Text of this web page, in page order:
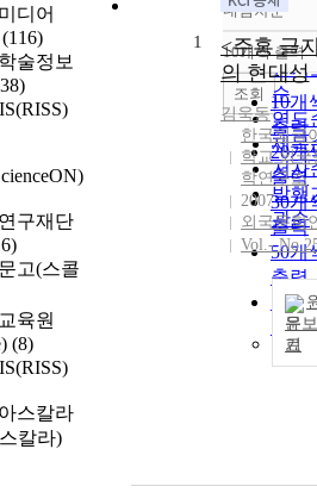
디어
(116)
술정보
구재단
고(스콜
육원
(8)
스칼라
칼라)
정확
순
인기
순
연도
제목
저자
발행
관순
내림차순
내림
10개씩 출력
10개
출력
20개
출력
30개
출력
50개
출력
100
출력
조회
1
<주홍 글
의 현대성
김욱동
한국외국
학교 외국
학연구소
2007
외국문학
Vol.-
문보
기